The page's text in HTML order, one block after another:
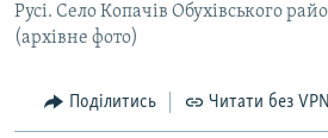
Русі. Село Копачів Обухівського
(архівне фото)
Поділитись Читати без VPN